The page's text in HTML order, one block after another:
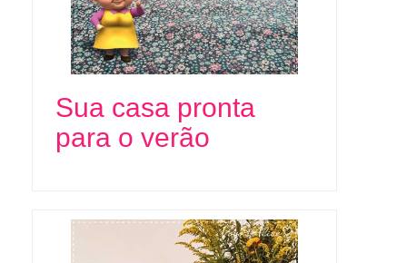
Sua casa pronta
para o verão